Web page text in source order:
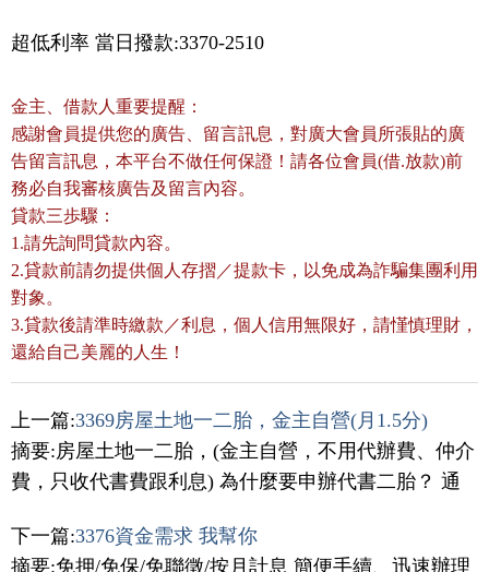
超低利率 當日撥款:3370-2510
金主、借款人重要提醒：
感謝會員提供您的廣告、留言訊息，對廣大會員所張貼的廣
告留言訊息，本平台不做任何保證！請各位會員(借.放款)前
務必自我審核廣告及留言內容。
貸款三歩驟：
1.請先詢問貸款內容。
2.貸款前請勿提供個人存摺／提款卡，以免成為詐騙集團利用
對象。
3.貸款後請準時繳款／利息，個人信用無限好，請慬慎理財，
還給自己美麗的人生！
上一篇:3369房屋土地一二胎，金主自營(月1.5分)
摘要:房屋土地一二胎，(金主自營，不用代辦費、仲介
費，只收代書費跟利息) 為什麼要申辦代書二胎？ 通
下一篇:3376資金需求 我幫你
摘要:免押/免保/免聯徵/按月計息 簡便手續、迅速辦理